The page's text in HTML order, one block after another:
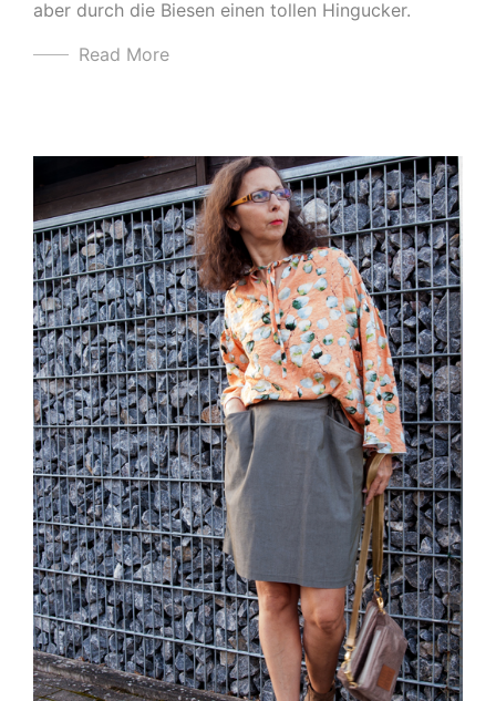
aber durch die Biesen einen tollen Hingucker.
Read More